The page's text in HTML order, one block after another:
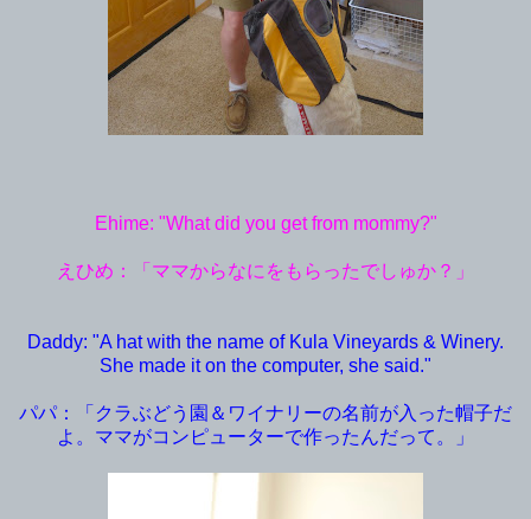
Ehime: "What did you get from mommy?"
えひめ：「ママからなにをもらったでしゅか？」
Daddy: "A hat with the name of Kula Vineyards & Winery.
She made it on the computer, she said."
パパ：「クラぶどう園＆ワイナリーの名前が入った帽子だ
よ。ママがコンピューターで作ったんだって。」